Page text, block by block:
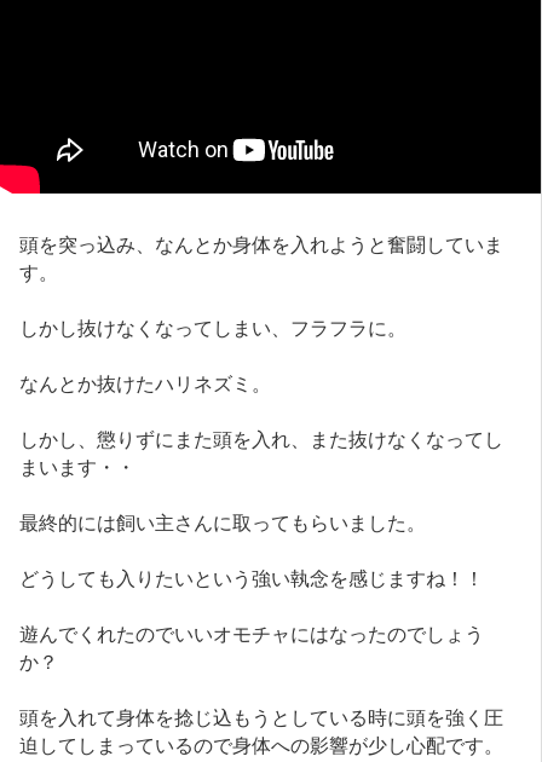
頭を突っ込み、なんとか身体を入れようと奮闘していま
す。
しかし抜けなくなってしまい、フラフラに。
なんとか抜けたハリネズミ。
しかし、懲りずにまた頭を入れ、また抜けなくなってし
まいます・・
最終的には飼い主さんに取ってもらいました。
どうしても入りたいという強い執念を感じますね！！
遊んでくれたのでいいオモチャにはなったのでしょう
か？
頭を入れて身体を捻じ込もうとしている時に頭を強く圧
迫してしまっているので身体への影響が少し心配です。